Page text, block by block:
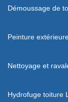
Démoussage de
Peinture
Nettoyage et
Hydrofuge toiture